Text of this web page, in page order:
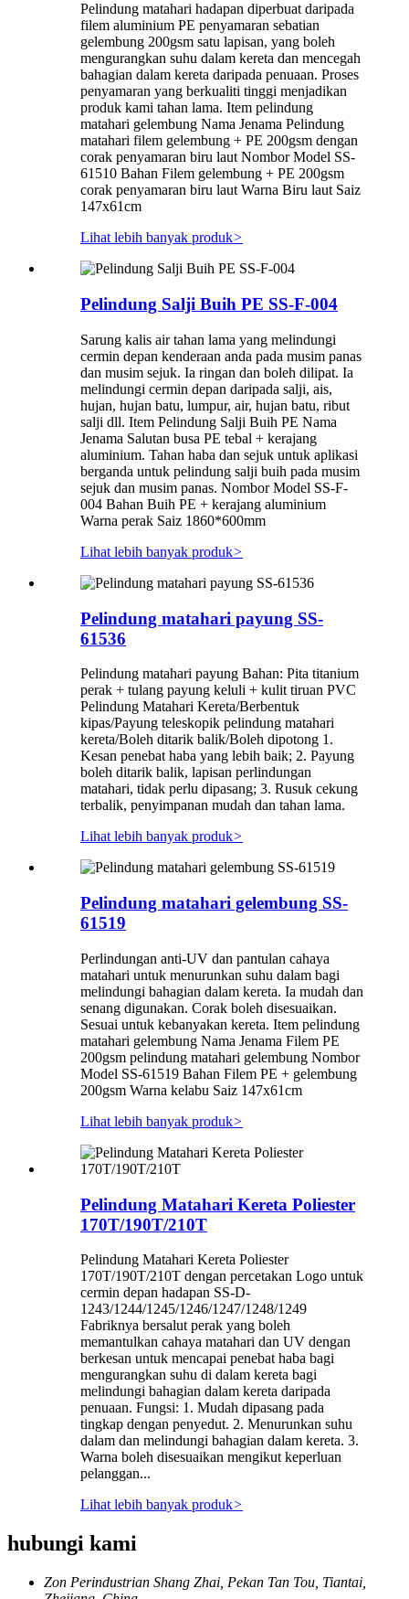
Pelindung matahari hadapan diperbuat daripada
filem aluminium PE penyamaran sebatian
gelembung 200gsm satu lapisan, yang boleh
mengurangkan suhu dalam kereta dan mencegah
bahagian dalam kereta daripada penuaan. Proses
penyamaran yang berkualiti tinggi menjadikan
produk kami tahan lama. Item pelindung
matahari gelembung Nama Jenama Pelindung
matahari filem gelembung + PE 200gsm dengan
corak penyamaran biru laut Nombor Model SS-
61510 Bahan Filem gelembung + PE 200gsm
corak penyamaran biru laut Warna Biru laut Saiz
147x61cm
Lihat lebih banyak produk>
Pelindung Salji Buih PE SS-F-004
Sarung kalis air tahan lama yang melindungi
cermin depan kenderaan anda pada musim panas
dan musim sejuk. Ia ringan dan boleh dilipat. Ia
melindungi cermin depan daripada salji, ais,
hujan, hujan batu, lumpur, air, hujan batu, ribut
salji dll. Item Pelindung Salji Buih PE Nama
Jenama Salutan busa PE tebal + kerajang
aluminium. Tahan haba dan sejuk untuk aplikasi
berganda untuk pelindung salji buih pada musim
sejuk dan musim panas. Nombor Model SS-F-
004 Bahan Buih PE + kerajang aluminium
Warna perak Saiz 1860*600mm
Lihat lebih banyak produk>
Pelindung matahari payung SS-
61536
Pelindung matahari payung Bahan: Pita titanium
perak + tulang payung keluli + kulit tiruan PVC
Pelindung Matahari Kereta/Berbentuk
kipas/Payung teleskopik pelindung matahari
kereta/Boleh ditarik balik/Boleh dipotong 1.
Kesan penebat haba yang lebih baik; 2. Payung
boleh ditarik balik, lapisan perlindungan
matahari, tidak perlu dipasang; 3. Rusuk cekung
terbalik, penyimpanan mudah dan tahan lama.
Lihat lebih banyak produk>
Pelindung matahari gelembung SS-
61519
Perlindungan anti-UV dan pantulan cahaya
matahari untuk menurunkan suhu dalam bagi
melindungi bahagian dalam kereta. Ia mudah dan
senang digunakan. Corak boleh disesuaikan.
Sesuai untuk kebanyakan kereta. Item pelindung
matahari gelembung Nama Jenama Filem PE
200gsm pelindung matahari gelembung Nombor
Model SS-61519 Bahan Filem PE + gelembung
200gsm Warna kelabu Saiz 147x61cm
Lihat lebih banyak produk>
Pelindung Matahari Kereta Poliester
170T/190T/210T
Pelindung Matahari Kereta Poliester
170T/190T/210T dengan percetakan Logo untuk
cermin depan hadapan SS-D-
1243/1244/1245/1246/1247/1248/1249
Fabriknya bersalut perak yang boleh
memantulkan cahaya matahari dan UV dengan
berkesan untuk mencapai penebat haba bagi
mengurangkan suhu di dalam kereta bagi
melindungi bahagian dalam kereta daripada
penuaan. Fungsi: 1. Mudah dipasang pada
tingkap dengan penyedut. 2. Menurunkan suhu
dalam dan melindungi bahagian dalam kereta. 3.
Warna boleh disesuaikan mengikut keperluan
pelanggan...
Lihat lebih banyak produk>
hubungi kami
Zon Perindustrian Shang Zhai, Pekan Tan Tou, Tiantai,